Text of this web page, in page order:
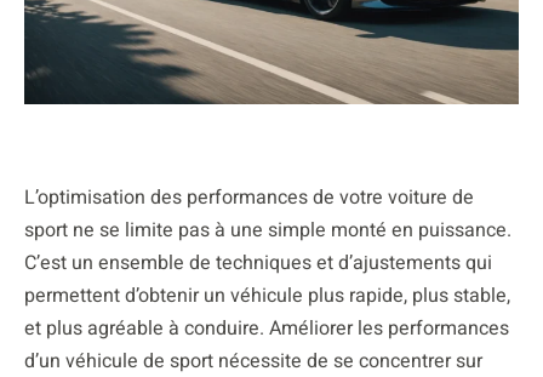
L’optimisation des performances de votre voiture de
sport ne se limite pas à une simple monté en puissance.
C’est un ensemble de techniques et d’ajustements qui
permettent d’obtenir un véhicule plus rapide, plus stable,
et plus agréable à conduire. Améliorer les performances
d’un véhicule de sport nécessite de se concentrer sur